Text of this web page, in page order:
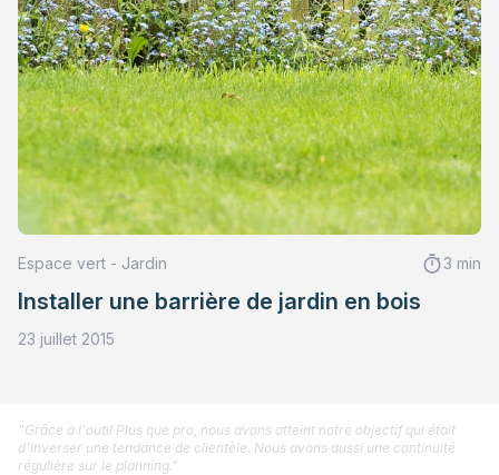
Espace vert - Jardin 3 min
Installer une barrière de jardin en bois
23 juillet 2015
"Grâce à l'outil Plus que pro, nous avons atteint notre objectif qui était
d'inverser une tendance de clientèle. Nous avons aussi une continuité
régulière sur le planning."